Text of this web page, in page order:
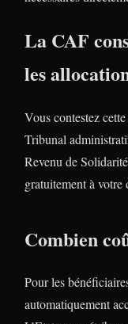
La CAF
les
Vous contestez
Tribunal
Revenu de
gratuitement à votre
Combien
Pour les
automatiquement